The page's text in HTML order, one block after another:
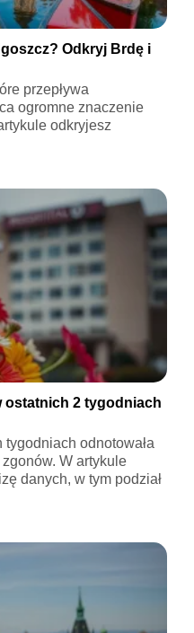
Odkryj Brdę i
przepływa
ogromne znaczenie
odkryjesz
ostatnich 2 tygodniach
odnotowała
W artykule
danych, w tym podział